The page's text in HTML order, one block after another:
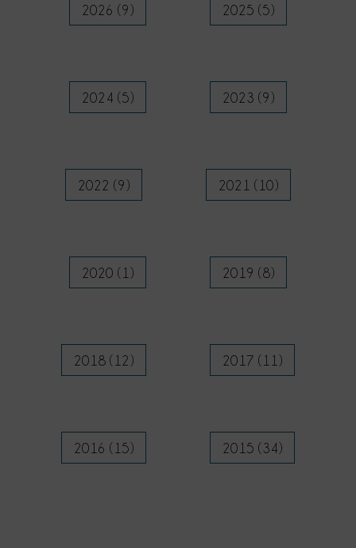
2026 (9) 2025 (5)
2024 (5) 2023 (9)
2022 (9) 2021 (10)
2020 (1) 2019 (8)
2018 (12) 2017 (11)
2016 (15) 2015 (34)